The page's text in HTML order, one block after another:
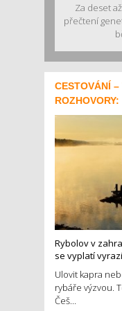
Za deset
přečtení
CESTOVÁNÍ –
ROZHOVORY:
Rybolov v
se vyplatí
Ulovit kapra
rybáře výzvou.
Češ...